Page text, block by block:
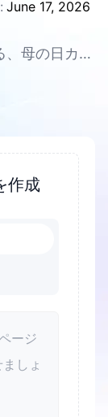
June 17, 2026
母の日カー
インは、見
PNGや
色を選んだ
母の日の準
わります。
作成